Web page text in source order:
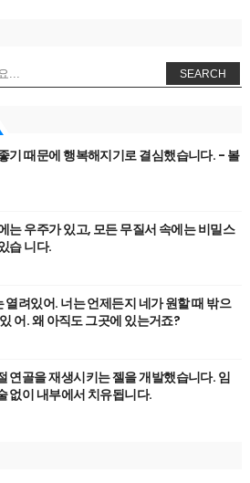
SEARCH
기 때문에 행복해지기로 결심했습니다. - 볼
는 우주가 있고, 모든 무질서 속에는 비밀스
습 니다.
려있어. 너는 언제든지 네가 원할 때 밖으
어. 왜 아직도 그곳에 있는거죠?
연골을 재생시키는 젤을 개발했습니다. 임
없이 내부에서 치유됩니다.